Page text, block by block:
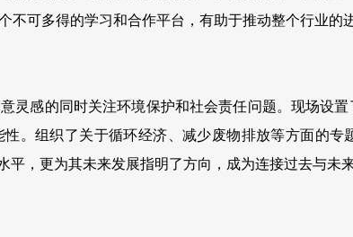
可多得的学习和合作平台，有助于推动整个行业的
灵感的同时关注环境保护和社会责任问题。现场设
。组织了关于循环经济、减少废物排放等方面的
平，更为其未来发展指明了方向，成为连接过去与未